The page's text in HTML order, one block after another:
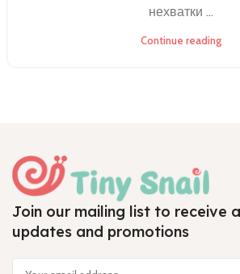
нехватки ...
Continue reading
Join our mailing list to receive
updates and promotions